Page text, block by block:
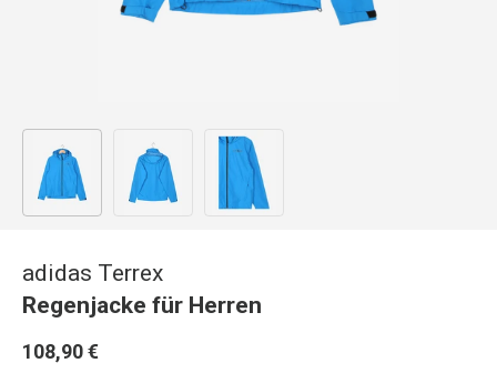
Bild 1 in Galerieansicht laden
adidas Terrex
Regenjacke für Herren
108,90 €